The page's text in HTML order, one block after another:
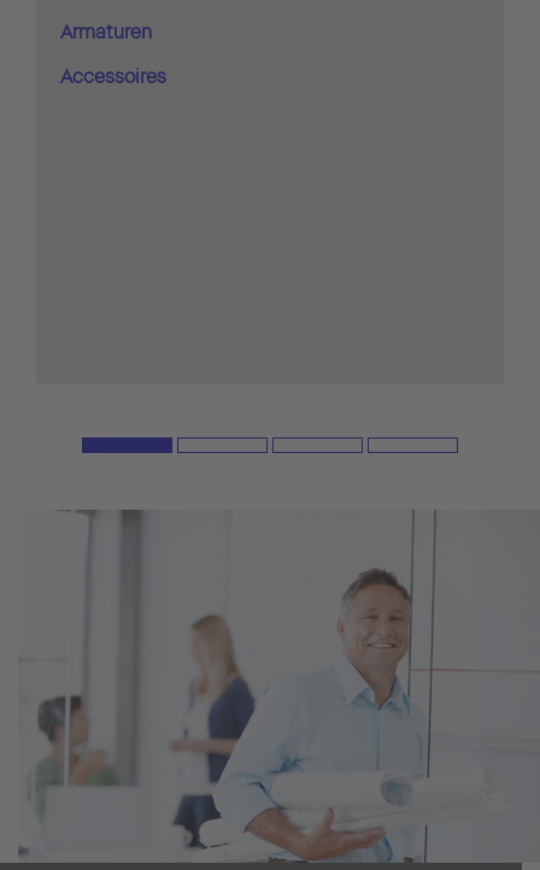
Armaturen
Accessoires